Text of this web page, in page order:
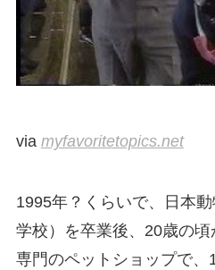
via myfavoritetopics.net
1995年？くらいで、日本
学校）を卒業後、20歳の
専門のペットショップで、